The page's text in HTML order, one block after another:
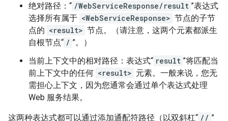
绝对路径：“ /WebServiceResponse/result ”表达式
选择所有属于 <WebServiceResponse> 节点的子节
点的 <result> 节点。（请注意，这两个元素都派生
自根节点“ / ”。）
当前上下文中的相对路径：表达式“ result ”将匹配当
前上下文中的任何 <result> 元素。一般来说，您无
需担心上下文，因为您通常会通过单个表达式处理
Web 服务结果。
这两种表达式都可以通过添加通配符路径（以双斜杠“ // ”